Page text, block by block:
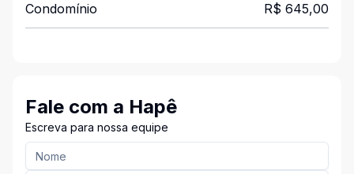
Condomínio R$ 645,00
Fale com a Hapê
Escreva para nossa equipe